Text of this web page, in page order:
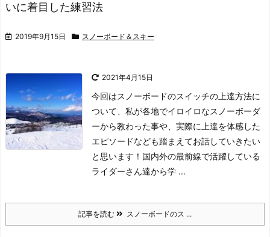
いに着目した練習法
2019年9月15日 スノーボード＆スキー
2021年4月15日
今回はスノーボードのスイッチの上達方法に
ついて、私が各地でイロイロなスノーボーダ
ーから教わった事や、実際に上達を体感した
エピソードなども踏まえてお話していきたい
と思います！ 国内外の最前線で活躍している
ライダーさん達から学 ...
記事を読む スノーボードのス ...